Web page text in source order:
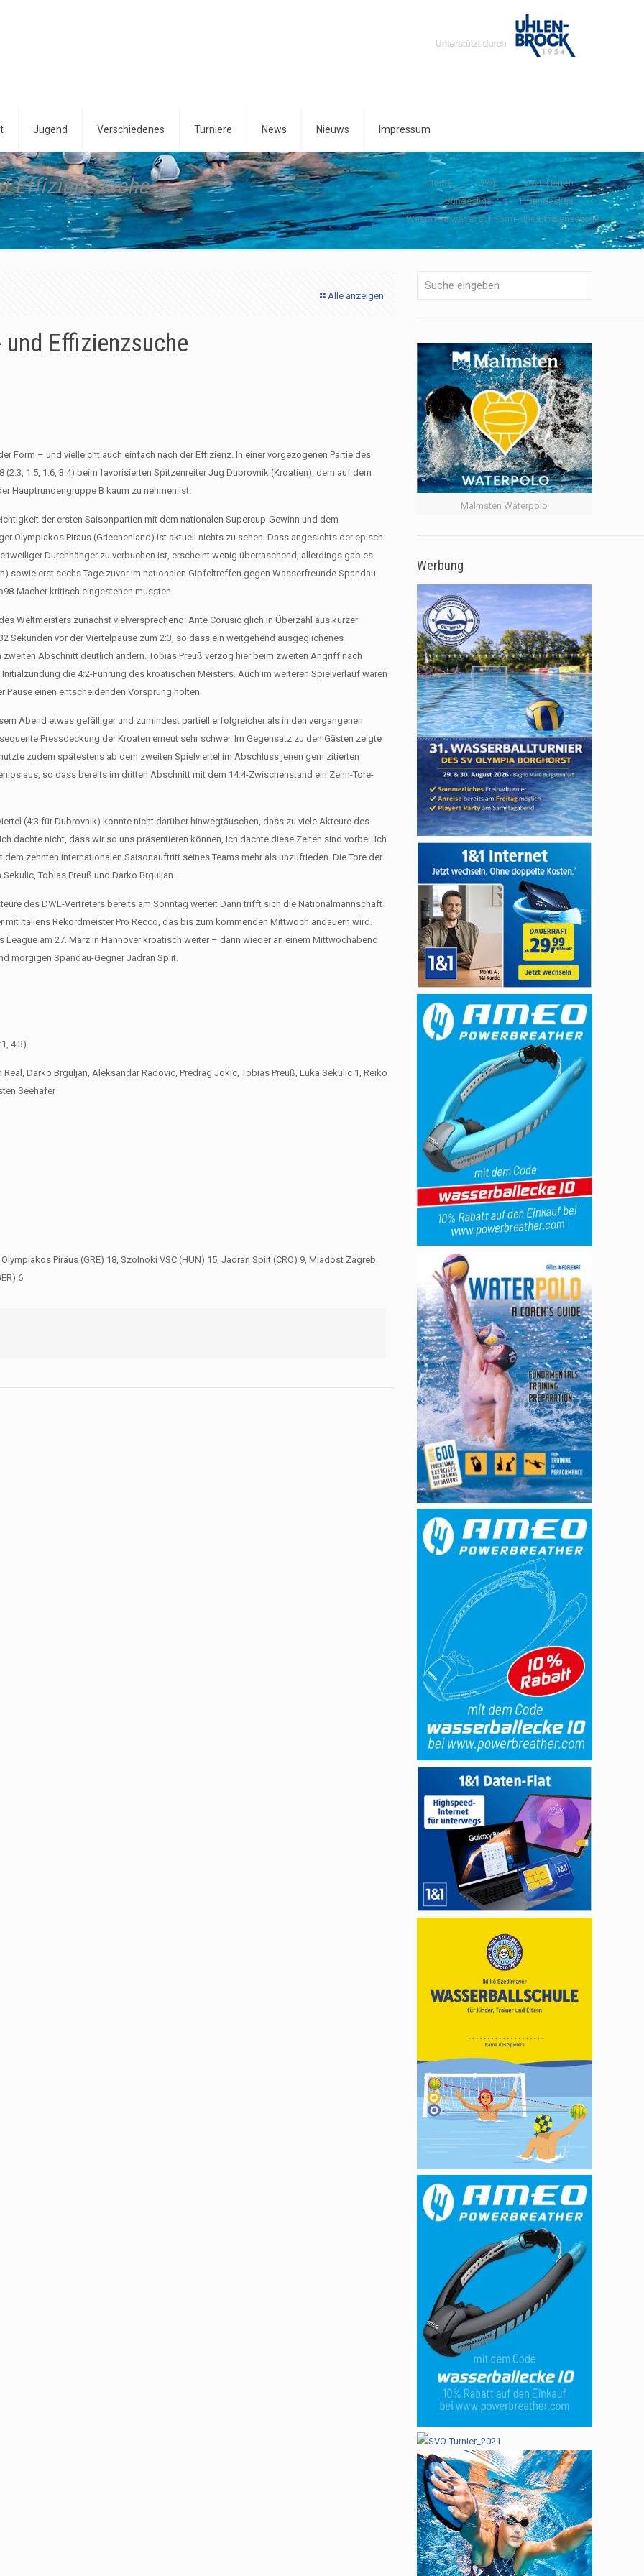
Jugend Verschiedenes Turniere News Nieuws Impressum
Effizienzsuche Home DWL
DWL Herren
Bundesliga
1. Bundesliga
Waspo 98 weiter auf Form- und Effizienzsuche
Alle anzeigen
Effizienzsuche
Form – und vielleicht auch einfach nach der Effizienz. In einer vorgezogenen Partie des
1:5, 1:6, 3:4) beim favorisierten Spitzenreiter Jug Dubrovnik (Kroatien), dem auf dem
Hauptrundengruppe B kaum zu nehmen ist.
der ersten Saisonpartien mit dem nationalen Supercup-Gewinn und dem
Olympiakos Piräus (Griechenland) ist aktuell nichts zu sehen. Dass angesichts der episch
Durchhänger zu verbuchen ist, erscheint wenig überraschend, allerdings gab es
sowie erst sechs Tage zuvor im nationalen Gipfeltreffen gegen Wasserfreunde Spandau
Macher kritisch eingestehen mussten.
Weltmeisters zunächst vielversprechend: Ante Corusic glich in Überzahl aus kurzer
Sekunden vor der Viertelpause zum 2:3, so dass ein weitgehend ausgeglichenes
Abschnitt deutlich ändern. Tobias Preuß verzog hier beim zweiten Angriff nach
die 4:2-Führung des kroatischen Meisters. Auch im weiteren Spielverlauf waren
Pause einen entscheidenden Vorsprung holten.
Abend etwas gefälliger und zumindest partiell erfolgreicher als in den vergangenen
Pressdeckung der Kroaten erneut sehr schwer. Im Gegensatz zu den Gästen zeigte
zudem spätestens ab dem zweiten Spielviertel im Abschluss jenen gern zitierten
aus, so dass bereits im dritten Abschnitt mit dem 14:4-Zwischenstand ein Zehn-Tore-
(4:3 für Dubrovnik) konnte nicht darüber hinwegtäuschen, dass zu viele Akteure des
dachte nicht, dass wir so uns präsentieren können, ich dachte diese Zeiten sind vorbei. Ich
zehnten internationalen Saisonauftritt seines Teams mehr als unzufrieden. Die Tore der
Tobias Preuß und Darko Brguljan.
des DWL-Vertreters bereits am Sonntag weiter: Dann trifft sich die Nationalmannschaft
Italiens Rekordmeister Pro Recco, das bis zum kommenden Mittwoch andauern wird.
am 27. März in Hannover kroatisch weiter – dann wieder an einem Mittwochabend
morgigen Spandau-Gegner Jadran Split.
4:3)
Darko Brguljan, Aleksandar Radovic, Predrag Jokic, Tobias Preuß, Luka Sekulic 1, Reiko
Seehafer
Piräus (GRE) 18, Szolnoki VSC (HUN) 15, Jadran Spilt (CRO) 9, Mladost Zagreb
6
Malmsten Waterpolo
Werbung